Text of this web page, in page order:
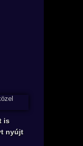
is
nyújt